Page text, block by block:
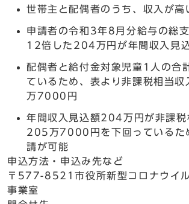
世帯主と配偶者のうち、収入が高
申請者の令和3年8月分給与の総
12倍した204万円が年間収入見
配偶者と給付金対象児童1人の合
ているため、表より非課税相当
万7000円
年間収入見込額204万円が非課税
205万7000円を下回っているた
請が可能
申込方法・申込み先など
〒577-8521市役所新型コロナウイ
事業室